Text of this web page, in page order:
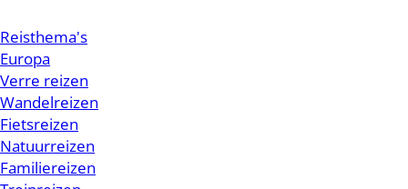
Reisthema's
Europa
Verre reizen
Wandelreizen
Fietsreizen
Natuurreizen
Familiereizen